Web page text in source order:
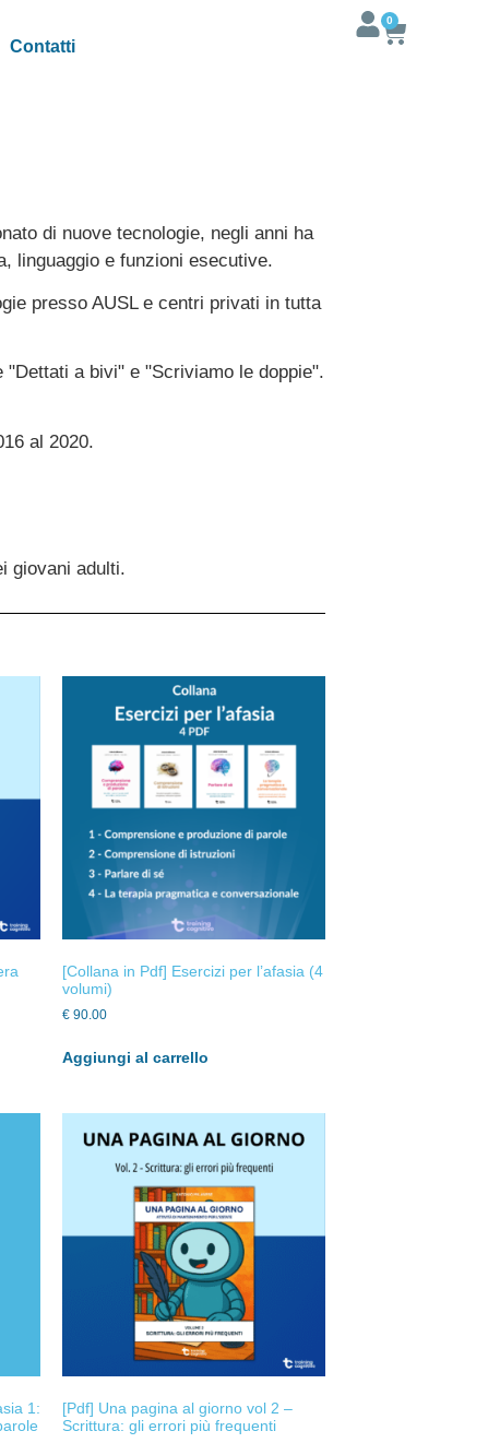
Contatti
0
di nuove tecnologie, negli anni ha
linguaggio e funzioni esecutive.
presso AUSL e centri privati in tutta
a bivi" e "Scriviamo le doppie".
al 2020.
giovani adulti.
[Collana in Pdf] Esercizi per l’afasia (4
volumi)
€ 90.00
Aggiungi al carrello
1:
[Pdf] Una pagina al giorno vol 2 –
Scrittura: gli errori più frequenti